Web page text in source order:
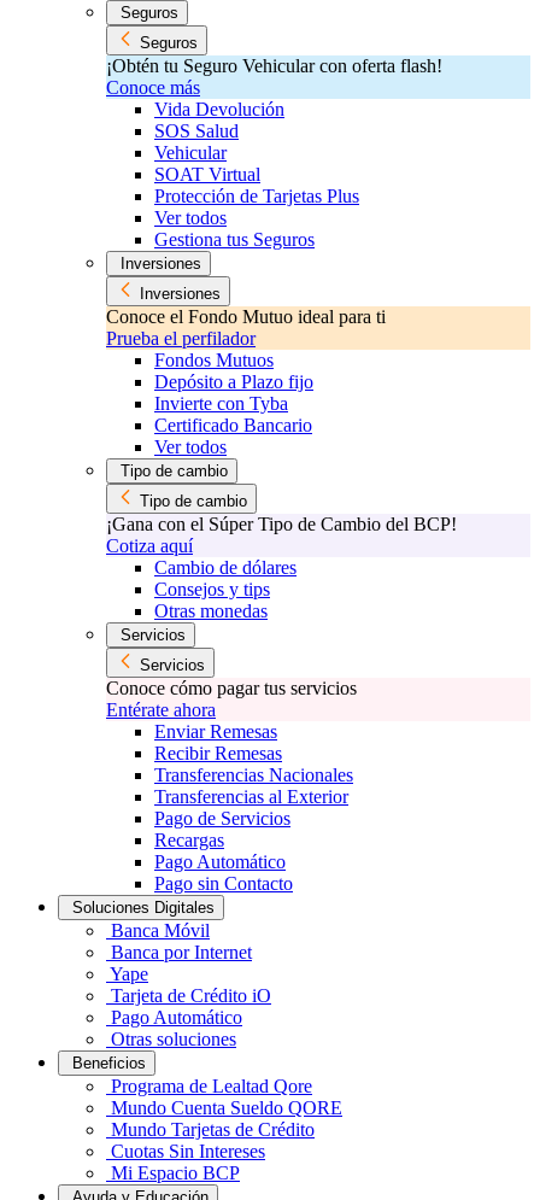
Seguros
Seguros
¡Obtén tu Seguro Vehicular con oferta flash!
Conoce más
Vida Devolución
SOS Salud
Vehicular
SOAT Virtual
Protección de Tarjetas Plus
Ver todos
Gestiona tus Seguros
Inversiones
Inversiones
Conoce el Fondo Mutuo ideal para ti
Prueba el perfilador
Fondos Mutuos
Depósito a Plazo fijo
Invierte con Tyba
Certificado Bancario
Ver todos
Tipo de cambio
Tipo de cambio
¡Gana con el Súper Tipo de Cambio del BCP!
Cotiza aquí
Cambio de dólares
Consejos y tips
Otras monedas
Servicios
Servicios
Conoce cómo pagar tus servicios
Entérate ahora
Enviar Remesas
Recibir Remesas
Transferencias Nacionales
Transferencias al Exterior
Pago de Servicios
Recargas
Pago Automático
Pago sin Contacto
Soluciones Digitales
Banca Móvil
Banca por Internet
Yape
Tarjeta de Crédito iO
Pago Automático
Otras soluciones
Beneficios
Programa de Lealtad Qore
Mundo Cuenta Sueldo QORE
Mundo Tarjetas de Crédito
Cuotas Sin Intereses
Mi Espacio BCP